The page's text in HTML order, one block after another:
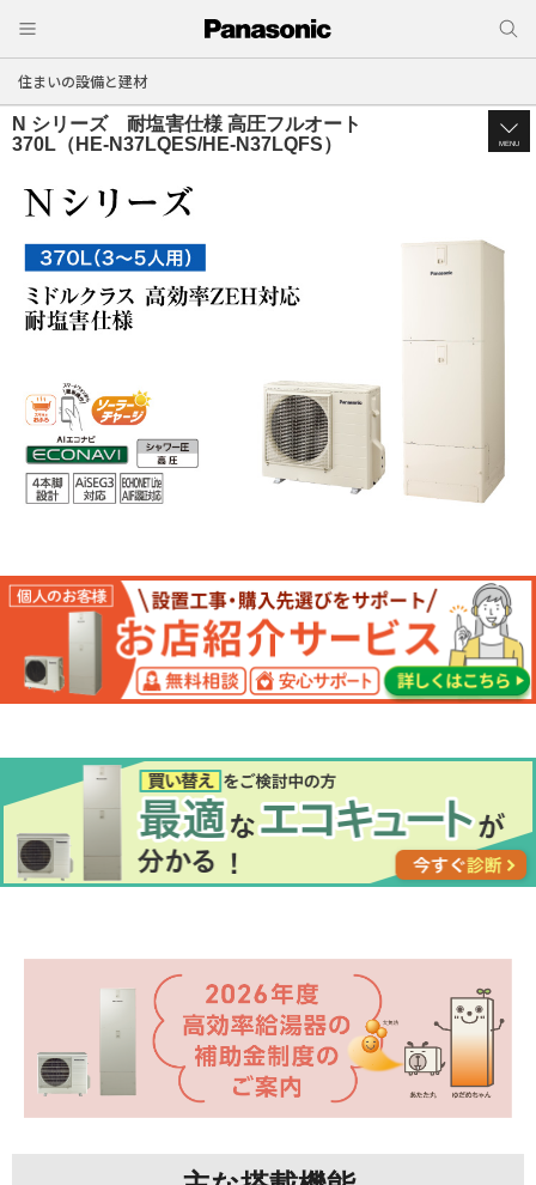
住まいの設備と建材
N シリーズ 耐塩害仕様 高圧フルオート
370L（HE-N37LQES/HE-N37LQFS）
MENU